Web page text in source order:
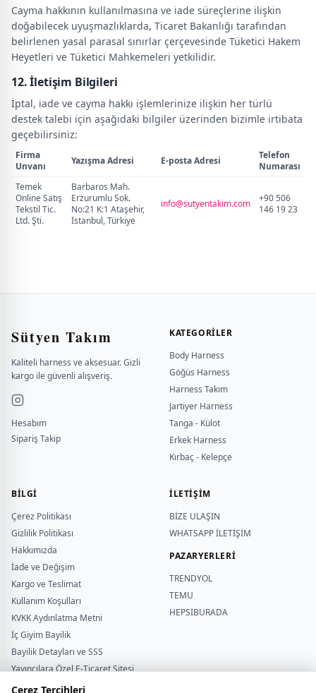
Cayma hakkının kullanılmasına ve iade süreçlerine ilişkin
doğabilecek uyuşmazlıklarda, Ticaret Bakanlığı tarafından
belirlenen yasal parasal sınırlar çerçevesinde Tüketici Hakem
Heyetleri ve Tüketici Mahkemeleri yetkilidir.
12. İletişim Bilgileri
İptal, iade ve cayma hakkı işlemlerinize ilişkin her türlü
destek talebi için aşağıdaki bilgiler üzerinden bizimle irtibata
geçebilirsiniz:
Firma
Unvanı
Yazışma Adresi E-posta Adresi
Telefon
Numarası
Temek
Online Satış
Tekstil Tic.
Ltd. Şti.
Barbaros Mah.
Erzurumlu Sok.
No:21 K:1 Ataşehir,
İstanbul, Türkiye
info@sutyentakim.com
+90 506
146 19 23
Çerez Tercihleri
Sütyen Takım
Kaliteli harness ve aksesuar. Gizli
kargo ile güvenli alışveriş.
Hesabım
Sipariş Takip
KATEGORILER
Body Harness
Göğüs Harness
Harness Takım
Jartiyer Harness
Tanga - Külot
Erkek Harness
Kırbaç - Kelepçe
BILGI
Çerez Politikası
Gizlilik Politikası
Hakkımızda
İade ve Değişim
Kargo ve Teslimat
Kullanım Koşulları
KVKK Aydınlatma Metni
İç Giyim Bayilik
Bayilik Detayları ve SSS
Yayıncılara Özel E-Ticaret Sitesi
Beden Rehberi
İLETİŞİM
BİZE ULAŞIN
WHATSAPP İLETİŞİM
PAZARYERLERİ
TRENDYOL
TEMU
HEPSİBURADA
Yardımcı